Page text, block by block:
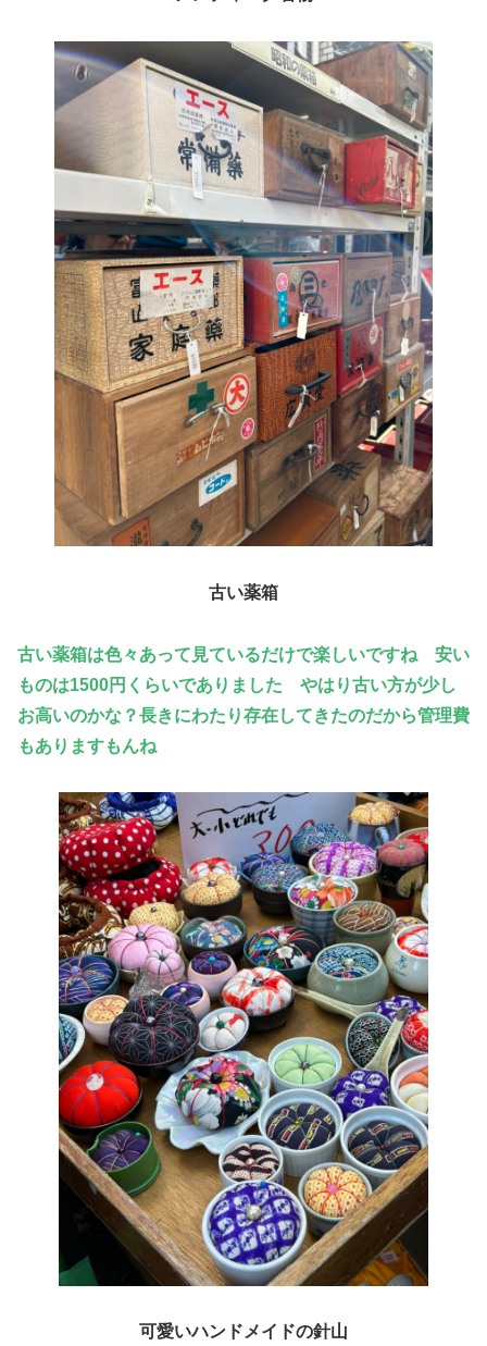
古い薬箱
古い薬箱は色々あって見ているだけで楽しいですね 安い
ものは1500円くらいでありました やはり古い方が少し
お高いのかな？長きにわたり存在してきたのだから管理費
もありますもんね
可愛いハンドメイドの針山